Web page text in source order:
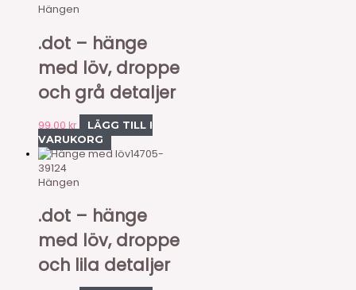
Hängen
.dot – hänge
med löv, droppe
och grå detaljer
99,00 kr
LÄGG TILL I
VARUKORG
14705-
39124
Hängen
.dot – hänge
med löv, droppe
och lila detaljer